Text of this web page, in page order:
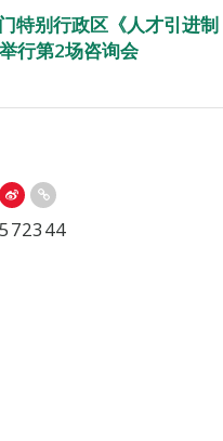
特别行政区《人才引进制
行第2场咨询会